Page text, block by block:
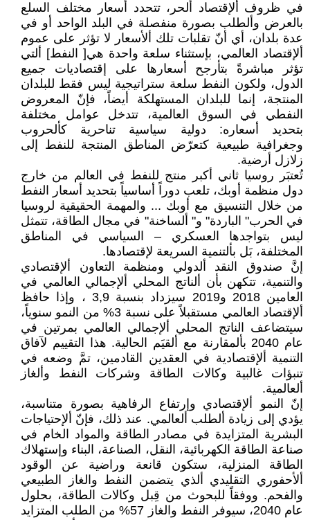
في ظروف ألإقتصاد ألحر، تتحدد أسعار مختلف السلع
بالعرض وألطلب بصورة منفصلة في البلد الواحد أو في
عدة بلدان، أي أنّ تقلبات تلك ألأسعار لا تؤثر على عموم
ألإقتصاد العالمي، بإستثناء سلعة واحدة هي[ النفط] ألتي
تؤثر مباشرةً بتأرجح أسعارها على إقتصاديات جميع
الدول، ولكون النفط سلعة ستراتيجية ليس فقط للبلدان
المنتجة، إنما للبلدان المستهلكة أيضاً، فإنّ المعروض
النفطي في السوق العالمية، تتدخل عوامل مختلفة
بتحديد أسعاره: دولية سياسية تناحرية كألحروب
وجغرافية طبيعية كتعرّض المناطق المنتجة للنفط إلى
زلازل أرضية.
تُعتبَر روسيا ثاني أكبر منتج للنفط في العالم من خارج
دول منظمة أوبك، تلعب دوراً أساسياً بتحديد أسعار النفط
من خلال التنسيق مع أوبك ... والمهمة الحقيقية لروسيا
في الحرب" الباردة" و" ألساخنة" في مجال الطاقة، تتمثل
ليس بتواجدها العسكري – السياسي في المناطق
المختلفة، بَل بألتنمية السريعة لإقتصادها.
إنَّ صندوق النقد ألدولي ومنظمة التعاون ألإقتصادي
والتنمية، تتكهن بأن ألناتج المحلي ألإجمالي العالمي في
العامين 2018 و2019 سيزداد بنسبة 3,9 ، وإذا حافظ
ألإقتصاد العالمي مستقبلاً على نسبة 3% من النمو سنوياً،
سيتضاعف الناتج المحلي ألإجمالي العالمي بمرتين في
عام 2040 بألمقارنة مع ألقيَم الحالية. هذا التقييم لآفاق
التنمية ألإقتصادية في العقدين القادمين، تمَّ وضعه في
تنبؤات غالبية وكالات الطاقة وشركات النفط وألغاز
ألعالمية.
إنّ النمو ألإقتصادي وإرتفاع الرفاهية بصورة متناسبة،
يؤدي إلى زيادة ألطلب ألعالمي. عند ذلك، فإنّ ألإحتياجات
البشرية المتزايدة في مصادر الطاقة والمواد الخام في
صناعة الطاقة الكهربائية، النقل، الصناعة، البناء وإستهلاك
الطاقة المنزلية، ستكون قانعة وراضية عن الوقود
ألأحفوري التقليدي ألذي يتضمن النفط والغاز الطبيعي
والفحم. ووفقاً للبحوث من قِبل وكالات الطاقة، بحلول
عام 2040، سيوفر النفط والغاز 57% من الطلب المتزايد